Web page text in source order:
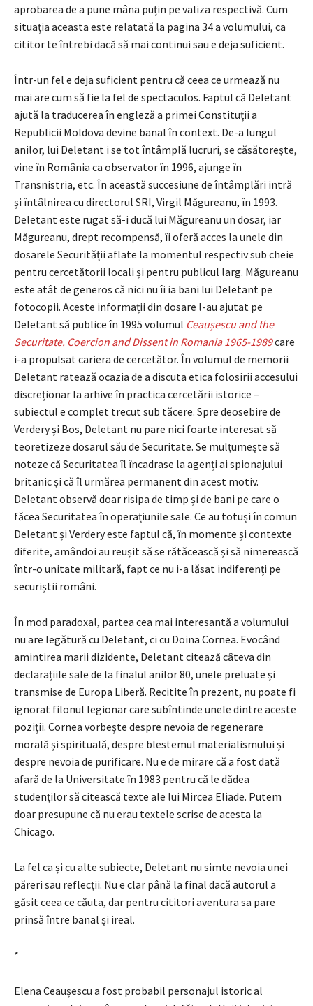
aprobarea de a pune mâna puțin pe valiza respectivă. Cum
situația aceasta este relatată la pagina 34 a volumului, ca
cititor te întrebi dacă să mai continui sau e deja suficient.
Într-un fel e deja suficient pentru că ceea ce urmează nu
mai are cum să fie la fel de spectaculos. Faptul că Deletant
ajută la traducerea în engleză a primei Constituții a
Republicii Moldova devine banal în context. De-a lungul
anilor, lui Deletant i se tot întâmplă lucruri, se căsătorește,
vine în România ca observator în 1996, ajunge în
Transnistria, etc. În această succesiune de întâmplări intră
și întâlnirea cu directorul SRI, Virgil Măgureanu, în 1993.
Deletant este rugat să-i ducă lui Măgureanu un dosar, iar
Măgureanu, drept recompensă, îi oferă acces la unele din
dosarele Securității aflate la momentul respectiv sub cheie
pentru cercetătorii locali și pentru publicul larg. Măgureanu
este atât de generos că nici nu îi ia bani lui Deletant pe
fotocopii. Aceste informații din dosare l-au ajutat pe
Deletant să publice în 1995 volumul Ceaușescu and the
Securitate. Coercion and Dissent in Romania 1965-1989care
i-a propulsat cariera de cercetător. În volumul de memorii
Deletant ratează ocazia de a discuta etica folosirii accesului
discreționar la arhive în practica cercetării istorice –
subiectul e complet trecut sub tăcere. Spre deosebire de
Verdery și Bos, Deletant nu pare nici foarte interesat să
teoretizeze dosarul său de Securitate. Se mulțumește să
noteze că Securitatea îl încadrase la agenți ai spionajului
britanic și că îl urmărea permanent din acest motiv.
Deletant observă doar risipa de timp și de bani pe care o
făcea Securitatea în operațiunile sale. Ce au totuși în comun
Deletant și Verdery este faptul că, în momente și contexte
diferite, amândoi au reușit să se rătăcească și să nimerească
într-o unitate militară, fapt ce nu i-a lăsat indiferenți pe
securiștii români.
În mod paradoxal, partea cea mai interesantă a volumului
nu are legătură cu Deletant, ci cu Doina Cornea. Evocând
amintirea marii dizidente, Deletant citează câteva din
declarațiile sale de la finalul anilor 80, unele preluate și
transmise de Europa Liberă. Recitite în prezent, nu poate fi
ignorat filonul legionar care subîntinde unele dintre aceste
poziții. Cornea vorbește despre nevoia de regenerare
morală și spirituală, despre blestemul materialismului și
despre nevoia de purificare. Nu e de mirare că a fost dată
afară de la Universitate în 1983 pentru că le dădea
studenților să citească texte ale lui Mircea Eliade. Putem
doar presupune că nu erau textele scrise de acesta la
Chicago.
La fel ca și cu alte subiecte, Deletant nu simte nevoia unei
păreri sau reflecții. Nu e clar până la final dacă autorul a
găsit ceea ce căuta, dar pentru cititori aventura sa pare
prinsă între banal și ireal.
*
Elena Ceaușescu a fost probabil personajul istoric al